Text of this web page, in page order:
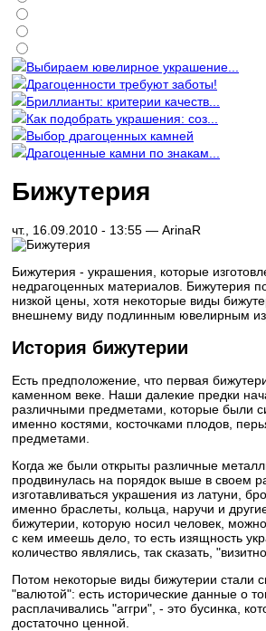
Выбираем ювелирное украшение...
Драгоценности требуют заботы!
Бриллианты: критерии качеств...
Как подобрать украшения: соз...
Выбор драгоценных камней
Драгоценные камни по знакам...
Бижутерия
чт., 16.09.2010 - 13:55 — ArinaR
Бижутерия - украшения, которые
недрагоценных материалов. Бижутерия
низкой цены, хотя некоторые виды
внешнему виду подлинным ювелирным
История бижутерии
Есть предположение, что первая
каменном веке. Наши далекие предки
различными предметами, которые были
именно костями, косточками плодов,
предметами.
Когда же были открыты различные
продвинулась на порядок выше в своем
изготавливаться украшения из латуни,
именно браслеты, кольца, наручи и
бижутерии, которую носил человек,
с кем имеешь дело, то есть изящность
количество являлись, так сказать,
Потом некоторые виды бижутерии стали
"валютой": есть исторические данные о
расплачивались "аггри", - это бусинка,
достаточно ценной.